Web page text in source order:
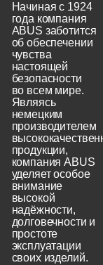
Начиная с 1924
года компания
ABUS заботится
об обеспечении
чувства
настоящей
безопасности
во всем мире.
Являясь
немецким
производителем
продукции,
компания ABUS
уделяет особое
внимание
высокой
надёжности,
долговечности и
простоте
эксплуатации
своих изделий.